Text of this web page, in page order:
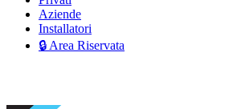
Aziende
Installatori
🔒 Area Riservata